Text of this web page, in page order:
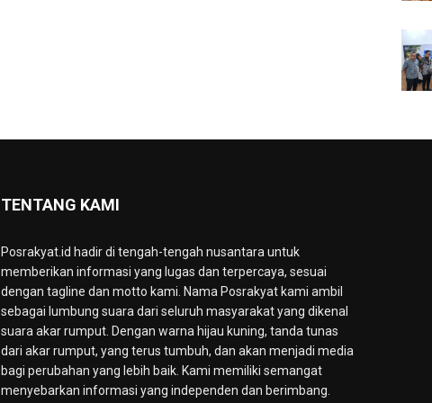
TENTANG KAMI
Posrakyat.id hadir di tengah-tengah nusantara untuk
memberikan informasi yang lugas dan terpercaya, sesuai
dengan tagline dan motto kami. Nama Posrakyat kami ambil
sebagai lumbung suara dari seluruh masyarakat yang dikenal
suara akar rumput. Dengan warna hijau kuning, tanda tunas
dari akar rumput, yang terus tumbuh, dan akan menjadi media
bagi perubahan yang lebih baik. Kami memiliki semangat
menyebarkan informasi yang independen dan berimbang.